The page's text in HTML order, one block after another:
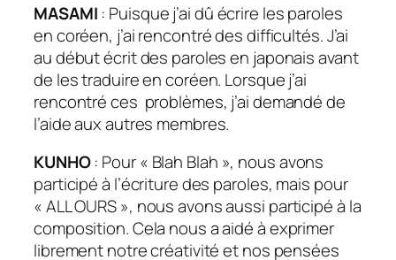
MASAMI : Puisque j’ai dû écrire les paroles
en coréen, j’ai rencontré des difficultés. J’ai
au début écrit des paroles en japonais avant
de les traduire en coréen. Lorsque j’ai
rencontré ces problèmes, j’ai demandé de
l’aide aux autres membres.
KUNHO: Pour « Blah Blah », nous avons
participé à l’écriture des paroles, mais pour
« ALL OURS », nous avons aussi participé à la
composition. Cela nous a aidé à exprimer
librement notre créativité et nos pensées